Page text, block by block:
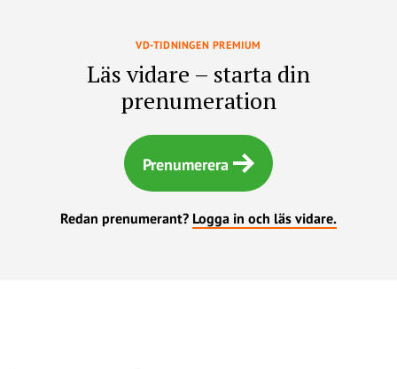
VD-TIDNINGEN PREMIUM
Läs vidare – starta din
prenumeration
Prenumerera
Redan prenumerant? Logga in och läs vidare.